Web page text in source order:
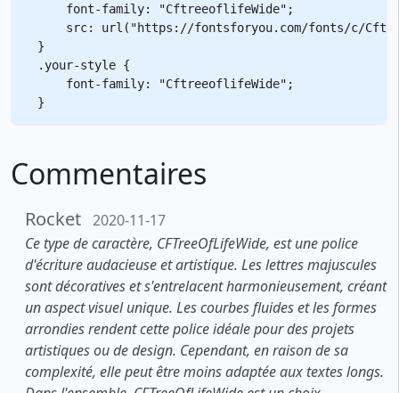
    font-family: "CftreeoflifeWide";
src: url("https://fontsforyou.com/fonts/c/
}
.your-style {
    font-family: "CftreeoflifeWide";
Commentaires
Rocket 2020-11-17
Ce type de caractère, CFTreeOfLifeWide, est une police
d'écriture audacieuse et artistique. Les lettres majuscules
sont décoratives et s'entrelacent harmonieusement, créant
un aspect visuel unique. Les courbes fluides et les formes
arrondies rendent cette police idéale pour des projets
artistiques ou de design. Cependant, en raison de sa
complexité, elle peut être moins adaptée aux textes longs.